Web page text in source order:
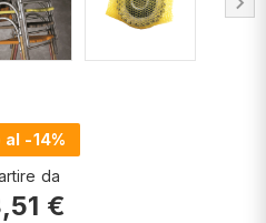
al -14%
da
€